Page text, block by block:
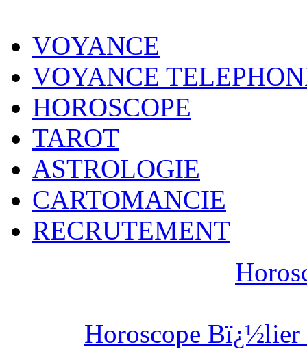
VOYANCE
VOYANCE
HOROSCOPE
TAROT
ASTROLOGIE
CARTOMANCIE
RECRUTEMENT
Horoscope